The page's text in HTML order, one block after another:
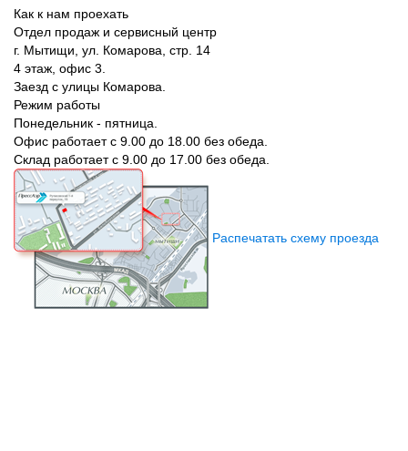
Как к нам проехать
Отдел продаж и сервисный центр
г. Мытищи, ул. Комарова, стр. 14
4 этаж, офис 3.
Заезд с улицы Комарова.
Режим работы
Понедельник - пятница.
Офис работает с 9.00 до 18.00 без обеда.
Склад работает с 9.00 до 17.00 без обеда.
Распечатать схему проезда